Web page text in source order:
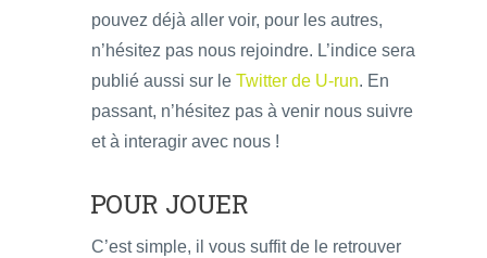
pouvez déjà aller voir, pour les autres,
n’hésitez pas nous rejoindre. L’indice sera
publié aussi sur le Twitter de U-run. En
passant, n’hésitez pas à venir nous suivre
et à interagir avec nous !
POUR JOUER
C’est simple, il vous suffit de le retrouver